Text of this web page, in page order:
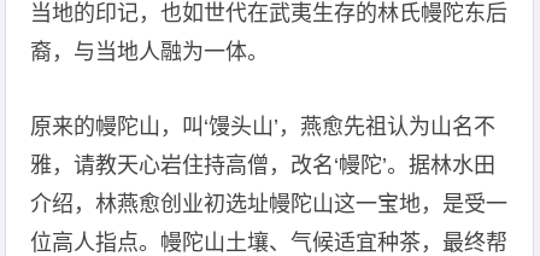
当地的印记，也如世代在武夷生存的林氏幔陀东后
裔，与当地人融为一体。
原来的幔陀山，叫‘馒头山’，燕愈先祖认为山名不
雅，请教天心岩住持高僧，改名‘幔陀’。据林水田
介绍，林燕愈创业初选址幔陀山这一宝地，是受一
位高人指点。幔陀山土壤、气候适宜种茶，最终帮